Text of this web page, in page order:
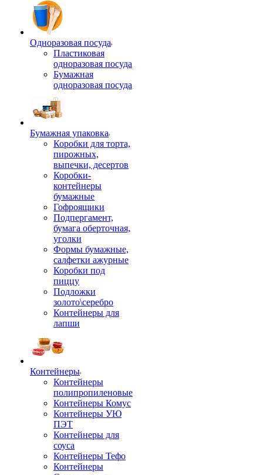
Одноразовая посуда
Пластиковая
одноразовая посуда
Бумажная
одноразовая посуда
Бумажная упаковка
Коробки для торта,
пирожных,
выпечки, десертов
Коробки-
контейнеры
бумажные
Гофроящики
Подпергамент,
бумага оберточная,
уголки
Формы бумажные,
салфетки ажурные
Коробки под
пиццу
Подложки
золото\серебро
Контейнеры для
лапши
Контейнеры
Контейнеры
полипропиленовые
Контейнеры Комус
Контейнеры УЮ
ПЭТ
Контейнеры для
соуса
Контейнеры Тефо
Контейнеры